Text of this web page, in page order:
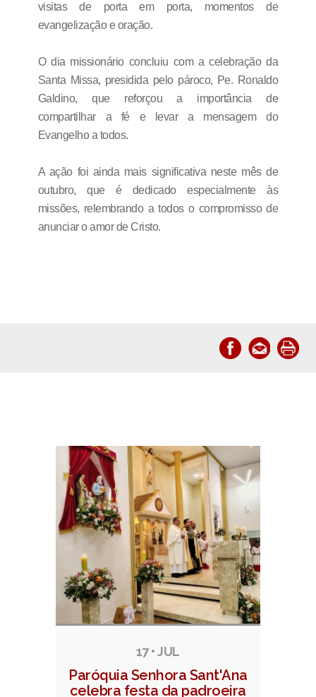
visitas de porta em porta, momentos de
evangelização e oração.
O dia missionário concluiu com a celebração da
Santa Missa, presidida pelo pároco, Pe. Ronaldo
Galdino, que reforçou a importância de
compartilhar a fé e levar a mensagem do
Evangelho a todos.
A ação foi ainda mais significativa neste mês de
outubro, que é dedicado especialmente às
missões, relembrando a todos o compromisso de
anunciar o amor de Cristo.
Notícias relacionadas
17 • JUL
Paróquia Senhora Sant'Ana
celebra festa da padroeira